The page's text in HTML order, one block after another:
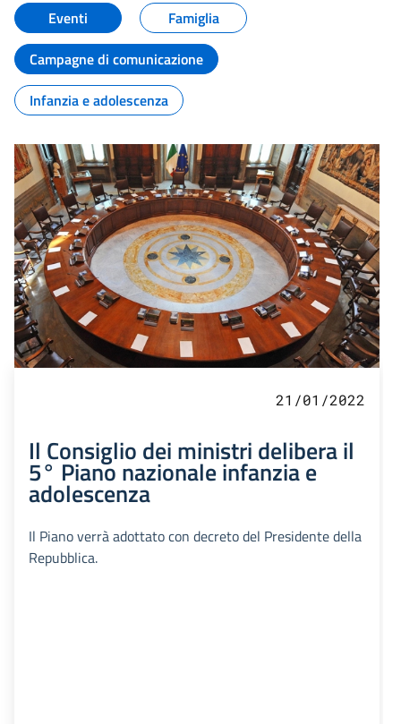
Eventi
Famiglia
Campagne di comunicazione
Infanzia e adolescenza
21/01/2022
Il Consiglio dei ministri delibera il
5° Piano nazionale infanzia e
adolescenza
Il Piano verrà adottato con decreto del Presidente della
Repubblica.